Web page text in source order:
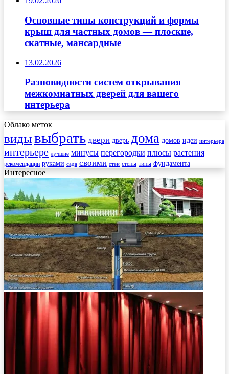
Основные типы конструкций и формы
крыш для частных домов — плоские,
скатные, мансардные
13.02.2026
Разновидности систем открывания
межкомнатных дверей для вашего
интерьера
Облако меток
видывыбрать двери дверь дома домов идеи интерьера
интерьере лучшие минусы перегородки плюсы растения
рекомендации руками сада своими стен стены типы фундамента
Интересное